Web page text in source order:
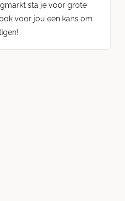
sta je voor grote
voor jou een kans om